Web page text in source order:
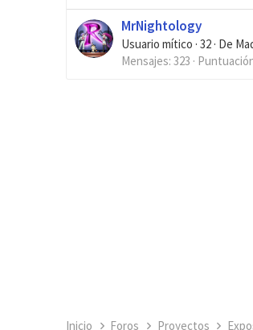
MrNightology
Usuario mítico · 32 · De
Mensajes 323
Inicio Foros Proyectos